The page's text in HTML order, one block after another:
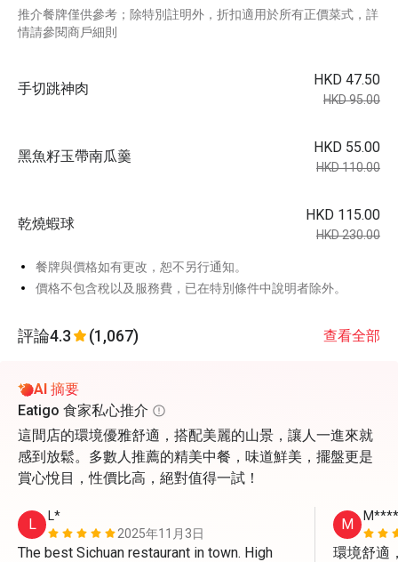
推介餐牌僅供參考；除特別註明外，折扣適用於所有正價菜式，詳
情請參閱商戶細則
手切跳神肉
HKD 47.50
HKD 95.00
黑魚籽玉帶南瓜羹
HKD 55.00
HKD 110.00
乾燒蝦球
HKD 115.00
HKD 230.00
餐牌與價格如有更改，恕不另行通知。
價格不包含稅以及服務費，已在特別條件中說明者除外。
評論4.3 (1,067) 查看全部
AI 摘要
Eatigo 食家私心推介
這間店的環境優雅舒適，搭配美麗的山景，讓人一進來就
感到放鬆。多數人推薦的精美中餐，味道鮮美，擺盤更是
賞心悅目，性價比高，絕對值得一試！
L
L*
2025年11月3日
The best Sichuan restaurant in town. High
M
環境舒適